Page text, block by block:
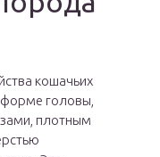
кошачьих
головы,
плотным